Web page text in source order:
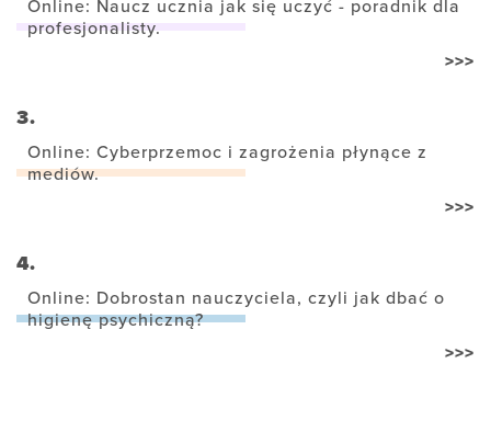
Online: Naucz ucznia jak się uczyć - poradnik dla
profesjonalisty.
>>>
3.
Online: Cyberprzemoc i zagrożenia płynące z
mediów.
>>>
4.
Online: Dobrostan nauczyciela, czyli jak dbać o
higienę psychiczną?
>>>